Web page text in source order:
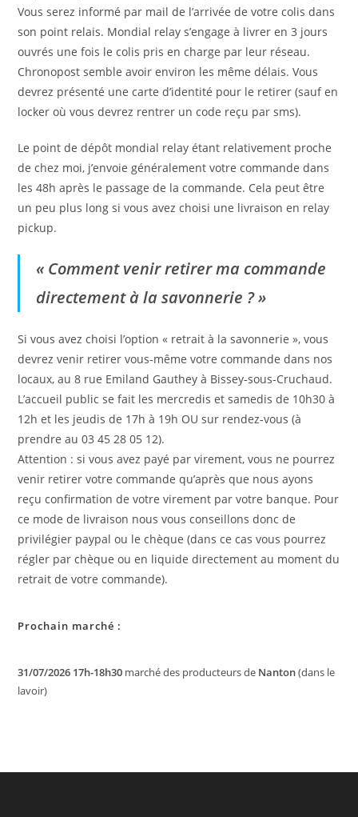
Vous serez informé par mail de l’arrivée de votre colis dans
son point relais. Mondial relay s’engage à livrer en 3 jours
ouvrés une fois le colis pris en charge par leur réseau.
Chronopost semble avoir environ les même délais. Vous
devrez présenté une carte d’identité pour le retirer (sauf en
locker où vous devrez rentrer un code reçu par sms).
Le point de dépôt mondial relay étant relativement proche
de chez moi, j’envoie généralement votre commande dans
les 48h après le passage de la commande. Cela peut être
un peu plus long si vous avez choisi une livraison en relay
pickup.
« Comment venir retirer ma commande
directement à la savonnerie ? »
Si vous avez choisi l’option « retrait à la savonnerie », vous
devrez venir retirer vous-même votre commande dans nos
locaux, au 8 rue Emiland Gauthey à Bissey-sous-Cruchaud.
L’accueil public se fait les mercredis et samedis de 10h30 à
12h et les jeudis de 17h à 19h OU sur rendez-vous (à
prendre au 03 45 28 05 12).
Attention : si vous avez payé par virement, vous ne pourrez
venir retirer votre commande qu’après que nous ayons
reçu confirmation de votre virement par votre banque. Pour
ce mode de livraison nous vous conseillons donc de
privilégier paypal ou le chèque (dans ce cas vous pourrez
régler par chèque ou en liquide directement au moment du
retrait de votre commande).
Prochain marché :
31/07/2026 17h-18h30 marché des producteurs de Nanton(dans le
lavoir)